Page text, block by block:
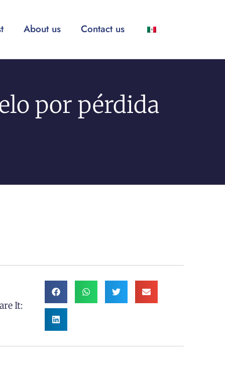
About us Contact us
por pérdida
It: